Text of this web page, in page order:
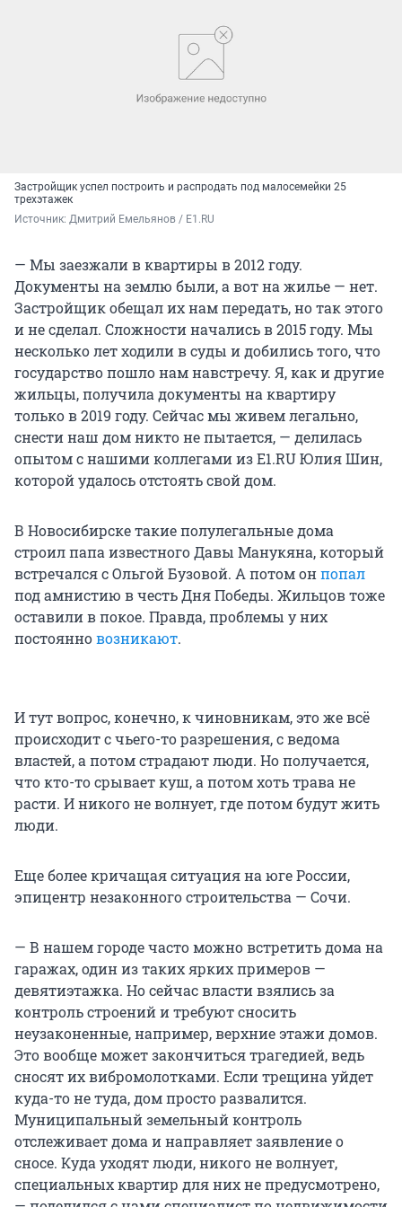
Застройщик успел построить и распродать под малосемейки 25
трехэтажек
Источник: Дмитрий Емельянов / E1.RU
— Мы заезжали в квартиры в 2012 году.
Документы на землю были, а вот на жилье — нет.
Застройщик обещал их нам передать, но так этого
и не сделал. Сложности начались в 2015 году. Мы
несколько лет ходили в суды и добились того, что
государство пошло нам навстречу. Я, как и другие
жильцы, получила документы на квартиру
только в 2019 году. Сейчас мы живем легально,
снести наш дом никто не пытается, — делилась
опытом с нашими коллегами из E1.RU Юлия Шин,
которой удалось отстоять свой дом.
В Новосибирске такие полулегальные дома
строил папа известного Давы Манукяна, который
встречался с Ольгой Бузовой. А потом онпопал
под амнистию в честь Дня Победы. Жильцов тоже
оставили в покое. Правда, проблемы у них
постоянновозникают.
И тут вопрос, конечно, к чиновникам, это же всё
происходит с чьего-то разрешения, с ведома
властей, а потом страдают люди. Но получается,
что кто-то срывает куш, а потом хоть трава не
расти. И никого не волнует, где потом будут жить
люди.
Еще более кричащая ситуация на юге России,
эпицентр незаконного строительства — Сочи.
— В нашем городе часто можно встретить дома на
гаражах, один из таких ярких примеров —
девятиэтажка. Но сейчас власти взялись за
контроль строений и требуют сносить
неузаконенные, например, верхние этажи домов.
Это вообще может закончиться трагедией, ведь
сносят их вибромолотками. Если трещина уйдет
куда-то не туда, дом просто развалится.
Муниципальный земельный контроль
отслеживает дома и направляет заявление о
сносе. Куда уходят люди, никого не волнует,
специальных квартир для них не предусмотрено,